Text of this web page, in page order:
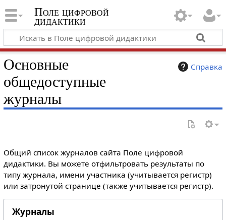
Поле цифровой
дидактики
Справка
Основные
общедоступные
журналы
Общий список журналов сайта Поле цифровой
дидактики. Вы можете отфильтровать результаты по
типу журнала, имени участника (учитывается регистр)
или затронутой странице (также учитывается регистр).
Журналы